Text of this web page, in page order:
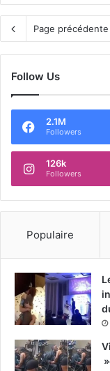
Page précédente
Follow Us
2.1M
Followers
126k
Followers
Populaire